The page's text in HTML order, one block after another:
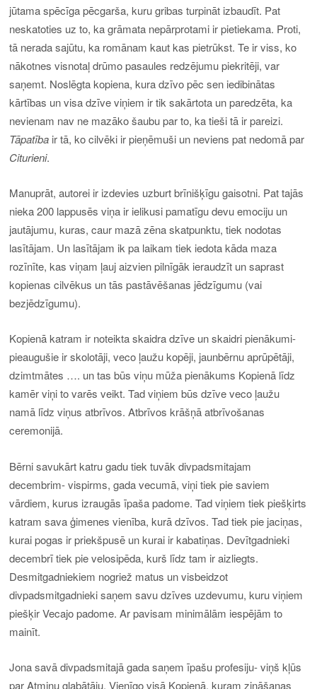
jūtama spēcīga pēcgarša, kuru gribas turpināt izbaudīt. Pat
neskatoties uz to, ka grāmata nepārprotami ir pietiekama. Proti,
tā nerada sajūtu, ka romānam kaut kas pietrūkst. Te ir viss, ko
nākotnes visnotaļ drūmo pasaules redzējumu piekritēji, var
saņemt. Noslēgta kopiena, kura dzīvo pēc sen iedibinātas
kārtības un visa dzīve viņiem ir tik sakārtota un paredzēta, ka
nevienam nav ne mazāko šaubu par to, ka tieši tā ir pareizi.
Tāpatība ir tā, ko cilvēki ir pieņēmuši un neviens pat nedomā par
Citurieni.
Manuprāt, autorei ir izdevies uzburt brīnišķīgu gaisotni. Pat tajās
nieka 200 lappusēs viņa ir ielikusi pamatīgu devu emociju un
jautājumu, kuras, caur mazā zēna skatpunktu, tiek nodotas
lasītājam. Un lasītājam ik pa laikam tiek iedota kāda maza
rozīnīte, kas viņam ļauj aizvien pilnīgāk ieraudzīt un saprast
kopienas cilvēkus un tās pastāvēšanas jēdzīgumu (vai
bezjēdzīgumu).
Kopienā katram ir noteikta skaidra dzīve un skaidri pienākumi-
pieaugušie ir skolotāji, veco ļaužu kopēji, jaunbērnu aprūpētāji,
dzimtmātes …. un tas būs viņu mūža pienākums Kopienā līdz
kamēr viņi to varēs veikt. Tad viņiem būs dzīve veco ļaužu
namā līdz viņus atbrīvos. Atbrīvos krāšņā atbrīvošanas
ceremonijā.
Bērni savukārt katru gadu tiek tuvāk divpadsmitajam
decembrim- vispirms, gada vecumā, viņi tiek pie saviem
vārdiem, kurus izraugās īpaša padome. Tad viņiem tiek piešķirts
katram sava ģimenes vienība, kurā dzīvos. Tad tiek pie jaciņas,
kurai pogas ir priekšpusē un kurai ir kabatiņas. Devītgadnieki
decembrī tiek pie velosipēda, kurš līdz tam ir aizliegts.
Desmitgadniekiem nogriež matus un visbeidzot
divpadsmitgadnieki saņem savu dzīves uzdevumu, kuru viņiem
piešķir Vecajo padome. Ar pavisam minimālām iespējām to
mainīt.
Jona savā divpadsmitajā gada saņem īpašu profesiju- viņš kļūs
par Atmiņu glabātāju. Vienīgo visā Kopienā, kuram zināšanas